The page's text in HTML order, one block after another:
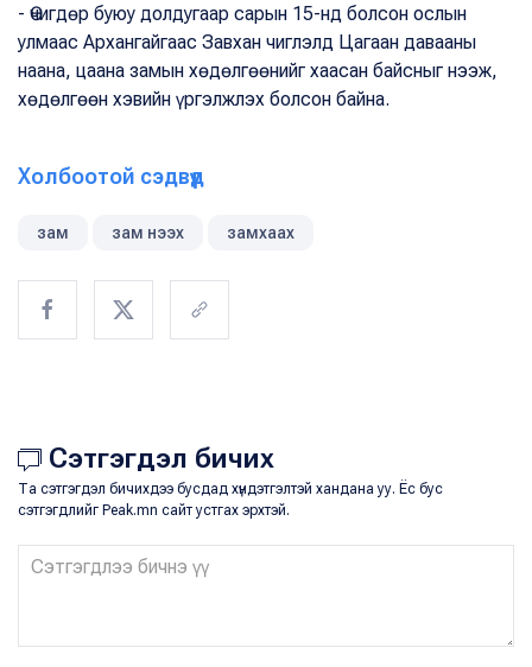
- Өчигдөр буюу долдугаар сарын 15-нд болсон ослын
улмаас Архангайгаас Завхан чиглэлд Цагаан давааны
наана, цаана замын хөдөлгөөнийг хаасан байсныг нээж,
хөдөлгөөн хэвийн үргэлжлэх болсон байна.
Холбоотой сэдвүүд
зам зам нээх замхаах
Сэтгэгдэл бичих
Та сэтгэгдэл бичихдээ бусдад хүндэтгэлтэй хандана уу. Ёс бус
сэтгэгдлийг Peak.mn сайт устгах эрхтэй.